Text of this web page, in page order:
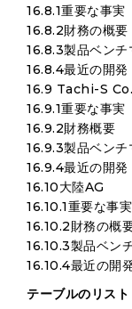
16.8.1重要な事実
16.8.2財務の概要
16.8.3製品ベンチ
16.8.4最近の開発
16.9 Tachi-S Co.
16.9.1重要な事実
16.9.2財務概要
16.9.3製品ベンチ
16.9.4最近の開発
16.10大陸AG
16.10.1重要な事実
16.10.2財務の概
16.10.3製品ベン
16.10.4最近の開
テーブルのリスト